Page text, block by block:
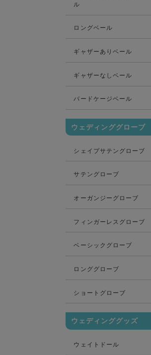
ル
ロングベール
ギャザーありベール
ギャザーなしベール
バードケージベール
ウェディンググローブ
シェイプサテングローブ
サテングローブ
オーガンジーグローブ
フィンガーレスグローブ
ベーシックグローブ
ロンググローブ
ショートグローブ
ウェディンググッズ
ウェイトドール